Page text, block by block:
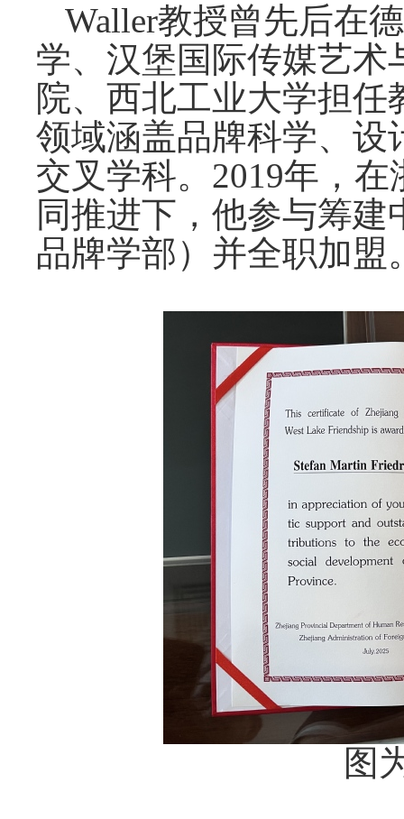
Waller教授曾先后在
学、汉堡国际传媒艺术
院、西北工业大学担
领域涵盖品牌科学、设
交叉学科。2019年，
同推进下，他参与筹
品牌学部）并全职加盟
图